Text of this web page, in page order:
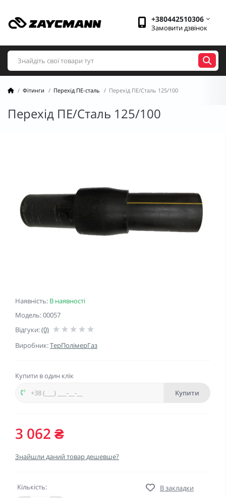
+380442510306
Замовити дзвінок
Фітинги Перехід ПЕ-сталь Перехід ПЕ/Сталь 125/100
Перехід ПЕ/Сталь 125/100
Наявність: В наявності
Модель: 00057
Відгуки:(0)
Виробник:ТерПолімерГаз
Купити в один клік
Купити
3 062 ₴
Знайшли даний товар дешевше?
Кількість:
В закладки